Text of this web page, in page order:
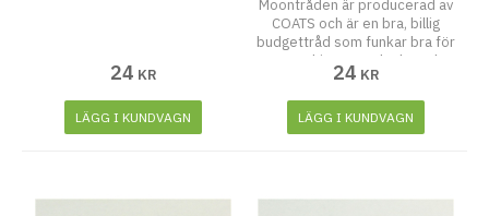
24 KR
LÄGG I KUNDVAGN
Moontråden är producerad av
COATS och är en bra, billig
budgettråd som funkar bra för
symaskiner, overlocks och
även att sy för hand.
24 KR
LÄGG I KUNDVAGN